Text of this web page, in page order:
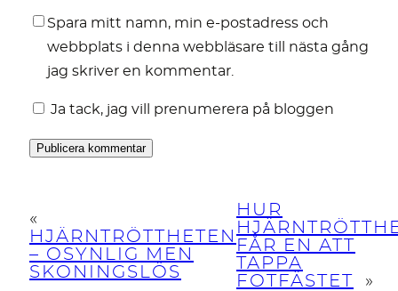
Spara mitt namn, min e-postadress och
webbplats i denna webbläsare till nästa gång
jag skriver en kommentar.
Ja tack, jag vill prenumerera på bloggen
«
HJÄRNTRÖTTHETEN
– OSYNLIG MEN
SKONINGSLÖS
HUR
FÅR EN ATT
TAPPA
FOTFÄSTET
»